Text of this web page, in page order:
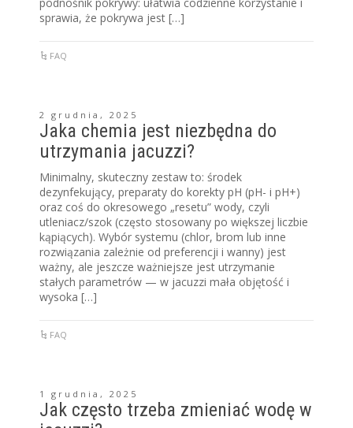
sprawia, że pokrywa jest […]
FAQ
2 grudnia, 2025
Jaka chemia jest niezbędna do
utrzymania jacuzzi?
Minimalny, skuteczny zestaw to: środek
dezynfekujący, preparaty do korekty pH (pH- i pH+)
oraz coś do okresowego „resetu” wody, czyli
utleniacz/szok (często stosowany po większej liczbie
kąpiących). Wybór systemu (chlor, brom lub inne
rozwiązania zależnie od preferencji i wanny) jest
ważny, ale jeszcze ważniejsze jest utrzymanie
stałych parametrów — w jacuzzi mała objętość i
wysoka […]
FAQ
1 grudnia, 2025
Jak często trzeba zmieniać wodę w